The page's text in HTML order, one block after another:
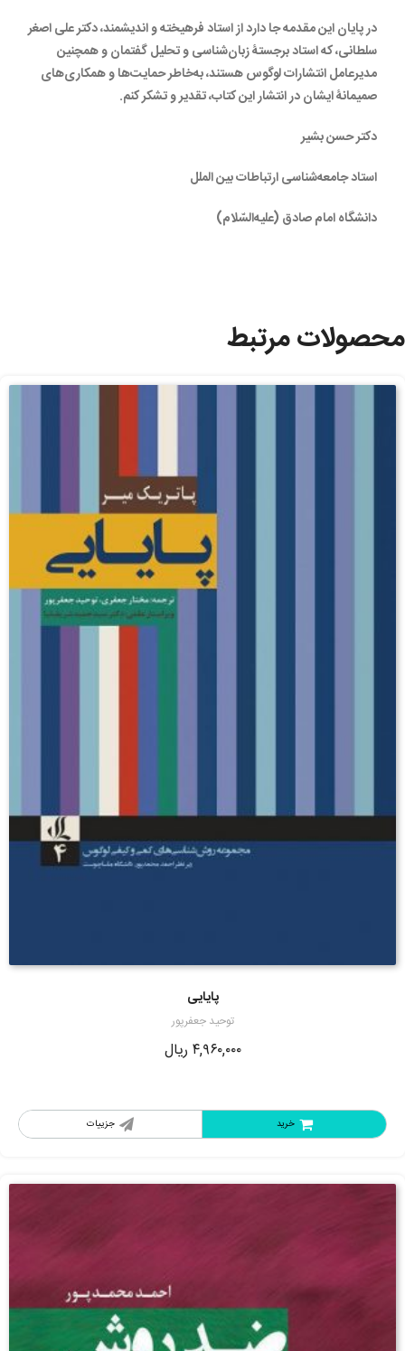
در پایان این مقدمه جا دارد از استاد فرهیخته و اندیشمند، دکتر علی اصغر
سلطانی، که استاد برجستۀ زبان‌شناسی و تحلیل گفتمان و همچنین
مدیر‌عامل انتشارات لوگوس هستند، به‌خاطر حمایت‌ها و همکاری‌های
صمیمانۀ ایشان در انتشار این کتاب، تقدیر و تشکر کنم.
دکتر حسن بشیر
استاد جامعه‌شناسی ارتباطات بین الملل
دانشگاه امام صادق (علیه‌السّلام)
محصولات مرتبط
پایایی
توحید جعفرپور
۴,۹۶۰,۰۰۰ ریال
جزییات خرید